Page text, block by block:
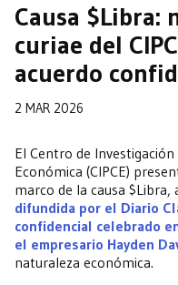
Causa $Libra:
curiae del
acuerdo
2 MAR 2026
El Centro de
Económica (CIPCE)
marco de la causa $Libra,
difundida por el Diario
confidencial celebrado
el empresario Hayden
naturaleza económica.